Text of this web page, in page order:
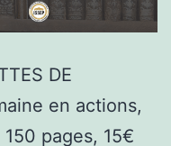
DE
en actions,
pages, 15€